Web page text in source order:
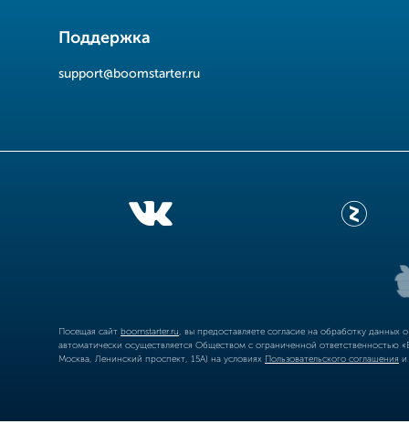
Поддержка
support@boomstarter.ru
Посещая сайт boomstarter.ru , вы предоставляете согласие на обработку
автоматически осуществляется Обществом с ограниченной
Москва, Ленинский проспект, 15А) на условиях Пользовательского соглашения и